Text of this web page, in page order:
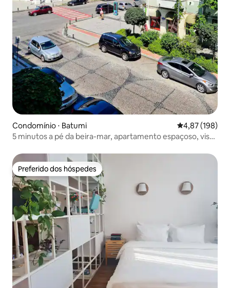
Condomínio ⋅ Batumi 4,87 de uma
4,87 (198)
5 minutos a pé da beira-mar, apartamento espaçoso, vista
Preferido dos hóspedes
Preferido dos hóspedes